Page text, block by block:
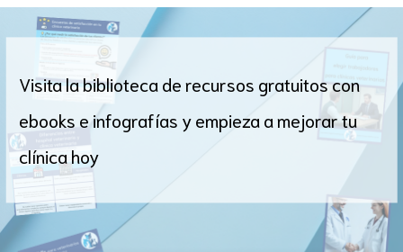
Visita la biblioteca de recursos gratuitos con
ebooks e infografías y empieza a mejorar tu
clínica hoy